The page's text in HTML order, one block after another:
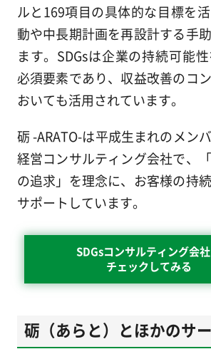
ルと169項目の具体的な目標を
動や中長期計画を再設計する手
ます。SDGsは企業の持続可能
必須要素であり、収益改善のコ
おいても活用されています。
砺 -ARATO-は平成生まれのメン
経営コンサルティング会社で、
の追求」を理念に、お客様の持
サポートしています。
SDGsコンサルティング会
チェックしてみる
砺（あらと）とほかのサ